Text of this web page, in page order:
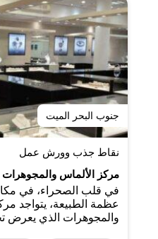
جنوب البحر الميت
نقاط جذب وورش عمل
مركز الألماس والمجوهرات
في قلب الصحراء، في
عظمة الطبيعة، يتواجد
والمجوهرات الذي يعرض